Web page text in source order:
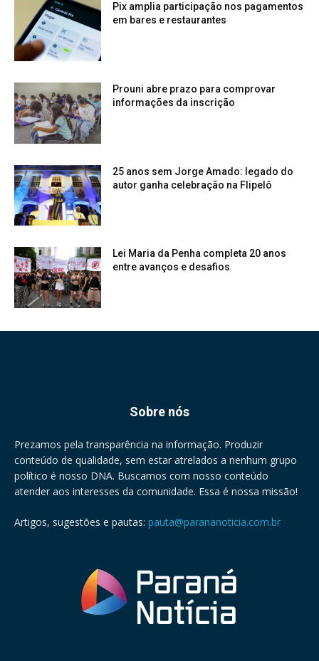
Pix amplia participação nos pagamentos
em bares e restaurantes
Prouni abre prazo para comprovar
informações da inscrição
25 anos sem Jorge Amado: legado do
autor ganha celebração na Flipelô
Lei Maria da Penha completa 20 anos
entre avanços e desafios
Sobre nós
Prezamos pela transparência na informação. Produzir
conteúdo de qualidade, sem estar atrelados a nenhum grupo
político é nosso DNA. Buscamos com nosso conteúdo
atender aos interesses da comunidade. Essa é nossa missão!
Artigos, sugestões e pautas: pauta@parananoticia.com.br